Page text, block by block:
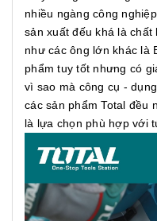
nhiều ngàng công
sản xuất đếu khá là
như các ông lớn khác là
phẩm tuy tốt nhưng có
vì sao mà công cụ -
các sản phẩm Total đều
là lựa chọn phù hợp với